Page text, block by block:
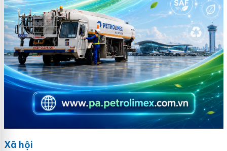
Xã hội